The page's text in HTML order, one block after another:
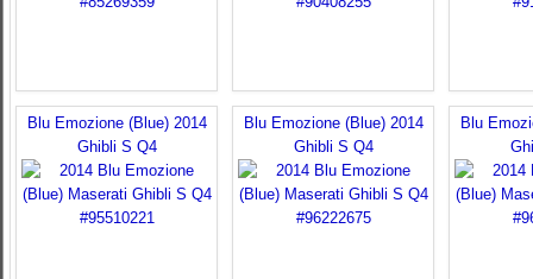
Blu Emozione (Blue) 2014
Ghibli S Q4
Blu Emozione (Blue) 2014
Ghibli S Q4
Blu